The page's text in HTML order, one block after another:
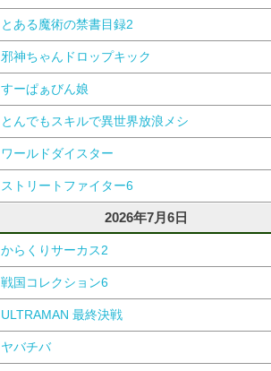
とある魔術の禁書目録2
邪神ちゃんドロップキック
すーぱぁびん娘
とんでもスキルで異世界放浪メシ
ワールドダイスター
ストリートファイター6
2026年7月6日
からくりサーカス2
戦国コレクション6
ULTRAMAN 最終決戦
ヤバチバ